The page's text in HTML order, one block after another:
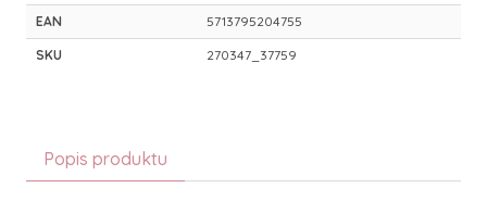
EAN 5713795204755
SKU 270347_37759
Popis produktu